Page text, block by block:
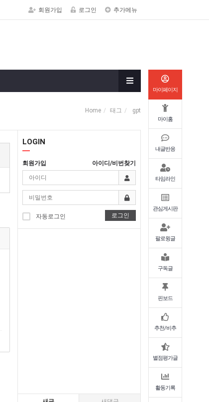
회원가입 로그인 추가메뉴
Home 태그 gpt
마이페이지
마이홈
내글반응
타임라인
관심게시판
팔로윙글
구독글
핀보드
추천/비추
별점평가글
활동기록
LOGIN
회원가입 아이디/비번찾기
자동로그인 로그인